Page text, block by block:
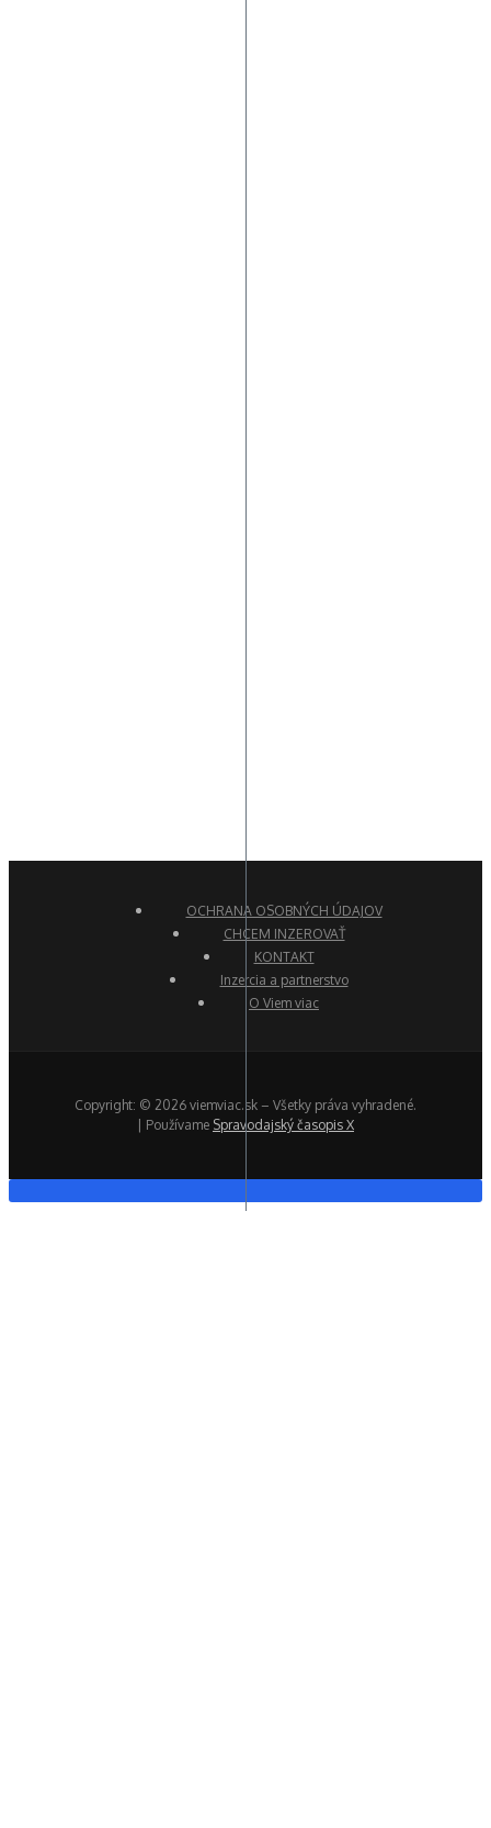
OCHRANA OSOBNÝCH ÚDAJOV
CHCEM INZEROVAŤ
KONTAKT
Inzercia a partnerstvo
O Viem viac
Copyright: © 2026 viemviac.sk – Všetky práva vyhradené.
| Používame Spravodajský časopis X